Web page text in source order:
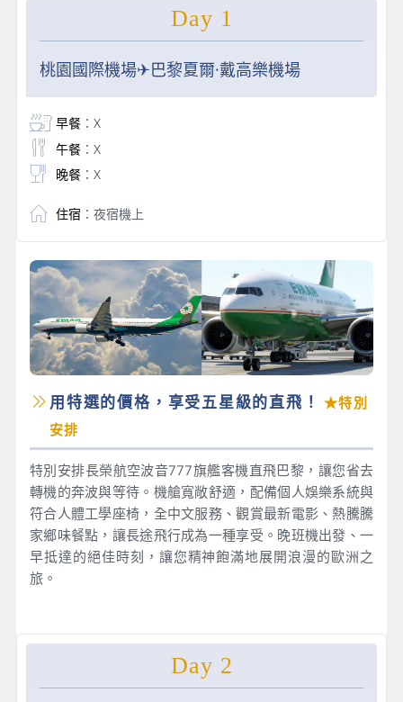
Day 1
桃園國際機場✈巴黎夏爾·戴高樂機場
早餐：X
午餐：X
晚餐：X
住宿 ：夜宿機上
用特選的價格，享受五星級的直飛！ ★特別
安排
特別安排長榮航空波音777旗艦客機直飛巴黎，讓您省去
轉機的奔波與等待。機艙寬敞舒適，配備個人娛樂系統與
符合人體工學座椅，全中文服務、觀賞最新電影、熱騰騰
家鄉味餐點，讓長途飛行成為一種享受。晚班機出發、一
早抵達的絕佳時刻，讓您精神飽滿地展開浪漫的歐洲之
旅。
Day 2